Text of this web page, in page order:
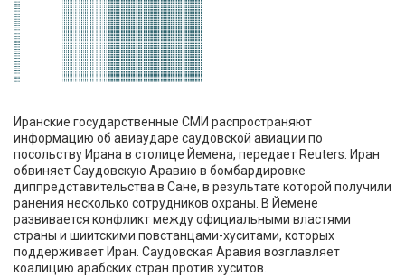
Иранские государственные СМИ распространяют
информацию об авиаударе саудовской авиации по
посольству Ирана в столице Йемена, передает Reuters. Иран
обвиняет Саудовскую Аравию в бомбардировке
диппредставительства в Сане, в результате которой получили
ранения несколько сотрудников охраны. В Йемене
развивается конфликт между официальными властями
страны и шиитскими повстанцами-хуситами, которых
поддерживает Иран. Саудовская Аравия возглавляет
коалицию арабских стран против хуситов.